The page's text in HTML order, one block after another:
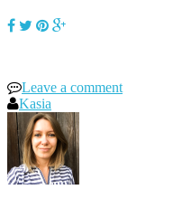
Leave a comment
Kasia